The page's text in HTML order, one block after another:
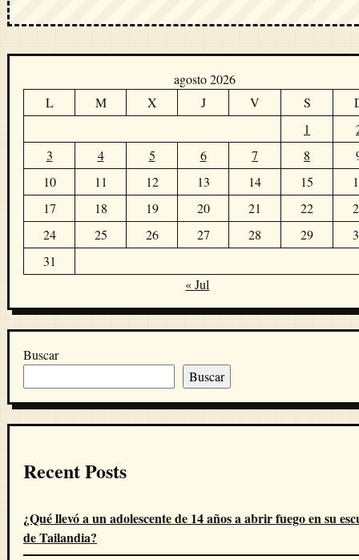
agosto 2026
L
M X J V S
1
3
4 5 6 7 8
10
11 12 13 14 15
17
18 19 20 21 22
24
25 26 27 28 29
31
« Jul
Buscar
Buscar
Recent Posts
¿Qué llevó a un adolescente de 14 años a abrir fuego en su
de Tailandia?